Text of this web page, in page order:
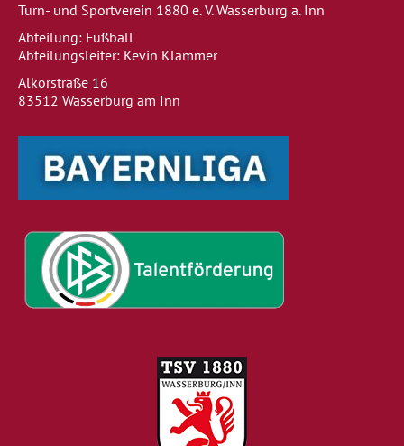
Turn- und Sportverein 1880 e. V. Wasserburg a. Inn
Abteilung: Fußball
Abteilungsleiter: Kevin Klammer
Alkorstraße 16
83512 Wasserburg am Inn